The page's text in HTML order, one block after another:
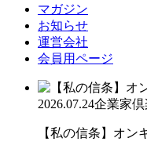
マガジン
お知らせ
運営会社
会員用ページ
2026.07.24企業家
【私の信条】オ